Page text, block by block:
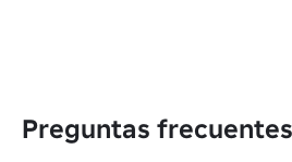
Preguntas frecuentes